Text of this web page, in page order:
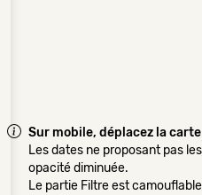
Sur mobile, déplacez la
Les dates ne proposant pas
opacité diminuée.
Le partie Filtre est